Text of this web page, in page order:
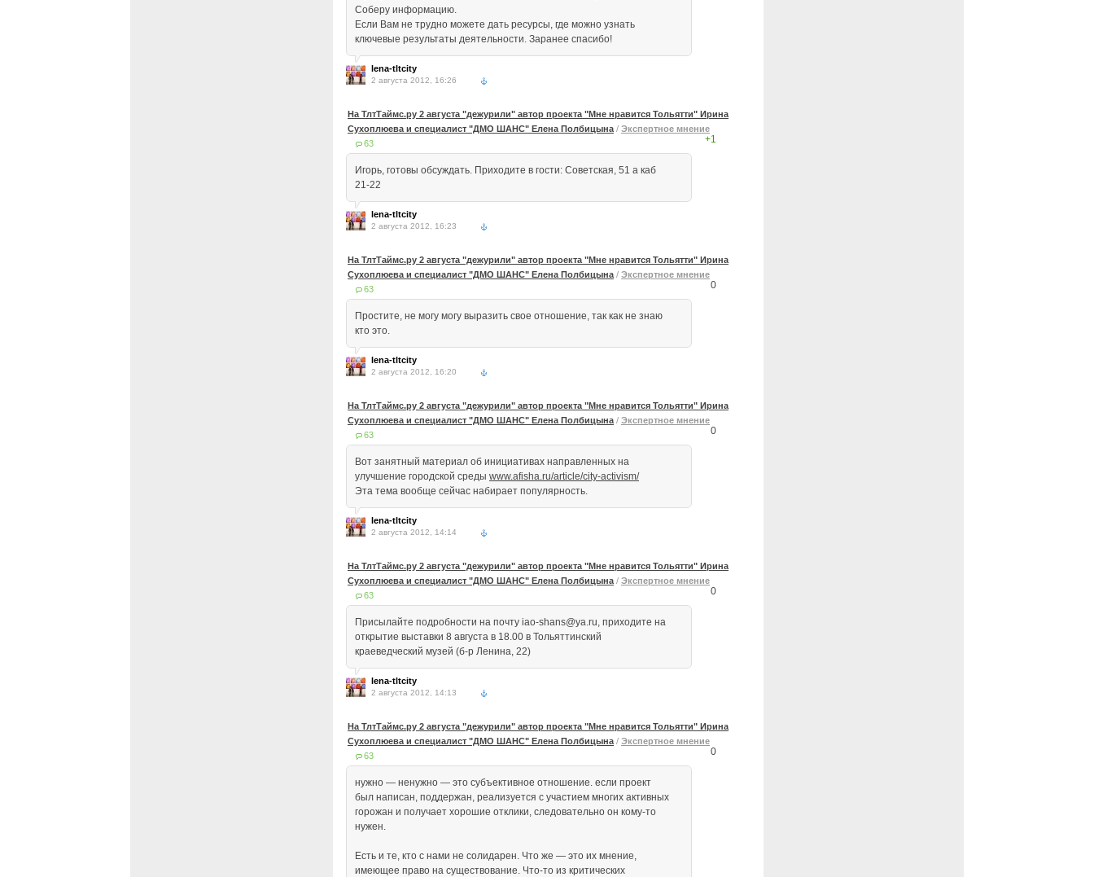
Соберу информацию.
Если Вам не трудно можете дать ресурсы, где можно узнать
ключевые результаты деятельности. Заранее спасибо!
lena-tltcity
2 августа 2012, 16:26
На ТлтТаймс.ру 2 августа "дежурили" автор проекта "Мне нравится Тольятти" Ирина
Сухоплюева и специалист "ДМО ШАНС" Елена Полбицына / Экспертное мнение
63
+1
Игорь, готовы обсуждать. Приходите в гости: Советская, 51 а каб
21-22
lena-tltcity
2 августа 2012, 16:23
На ТлтТаймс.ру 2 августа "дежурили" автор проекта "Мне нравится Тольятти" Ирина
Сухоплюева и специалист "ДМО ШАНС" Елена Полбицына / Экспертное мнение
63
0
Простите, не могу могу выразить свое отношение, так как не знаю
кто это.
lena-tltcity
2 августа 2012, 16:20
На ТлтТаймс.ру 2 августа "дежурили" автор проекта "Мне нравится Тольятти" Ирина
Сухоплюева и специалист "ДМО ШАНС" Елена Полбицына / Экспертное мнение
63
0
Вот занятный материал об инициативах направленных на
улучшение городской среды www.afisha.ru/article/city-activism/
Эта тема вообще сейчас набирает популярность.
lena-tltcity
2 августа 2012, 14:14
На ТлтТаймс.ру 2 августа "дежурили" автор проекта "Мне нравится Тольятти" Ирина
Сухоплюева и специалист "ДМО ШАНС" Елена Полбицына / Экспертное мнение
63
0
Присылайте подробности на почту iao-shans@ya.ru, приходите на
открытие выставки 8 августа в 18.00 в Тольяттинский
краеведческий музей (б-р Ленина, 22)
lena-tltcity
2 августа 2012, 14:13
На ТлтТаймс.ру 2 августа "дежурили" автор проекта "Мне нравится Тольятти" Ирина
Сухоплюева и специалист "ДМО ШАНС" Елена Полбицына / Экспертное мнение
63
0
нужно — ненужно — это субъективное отношение. если проект
был написан, поддержан, реализуется с участием многих активных
горожан и получает хорошие отклики, следовательно он кому-то
нужен.
Есть и те, кто с нами не солидарен. Что же — это их мнение,
имеющее право на существование. Что-то из критических